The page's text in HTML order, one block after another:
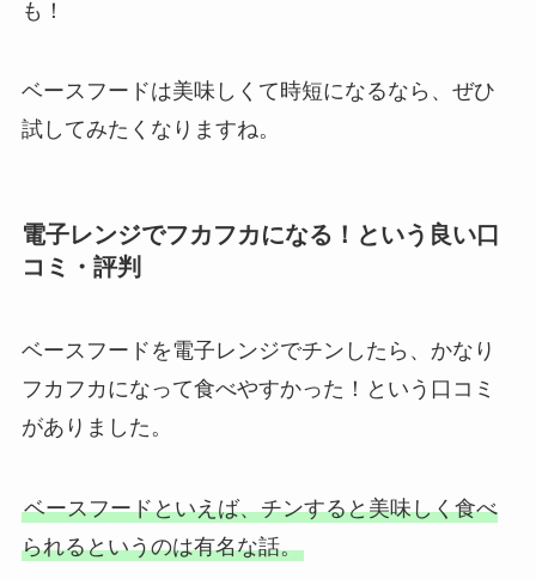
も！
ベースフードは美味しくて時短になるなら、ぜひ
試してみたくなりますね。
電子レンジでフカフカになる！という良い口
コミ・評判
ベースフードを電子レンジでチンしたら、かなり
フカフカになって食べやすかった！という口コミ
がありました。
ベースフードといえば、チンすると美味しく食べ
られるというのは有名な話。